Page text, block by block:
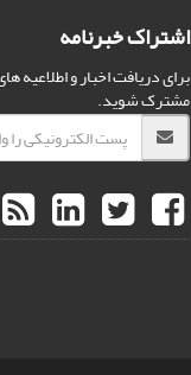
اشتراک خبرنامه
برای دریافت اخبار و اطلاعیه
مشترک شوید.